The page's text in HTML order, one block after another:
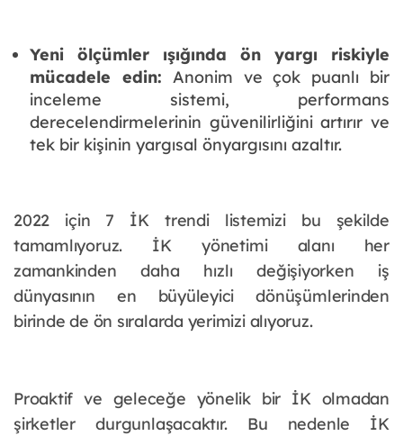
Yeni ölçümler ışığında ön yargı riskiyle
mücadele edin: Anonim ve çok puanlı bir
inceleme sistemi, performans
derecelendirmelerinin güvenilirliğini artırır ve
tek bir kişinin yargısal önyargısını azaltır.
2022 için 7 İK trendi listemizi bu şekilde
tamamlıyoruz. İK yönetimi alanı her
zamankinden daha hızlı değişiyorken iş
dünyasının en büyüleyici dönüşümlerinden
birinde de ön sıralarda yerimizi alıyoruz.
Proaktif ve geleceğe yönelik bir İK olmadan
şirketler durgunlaşacaktır. Bu nedenle İK